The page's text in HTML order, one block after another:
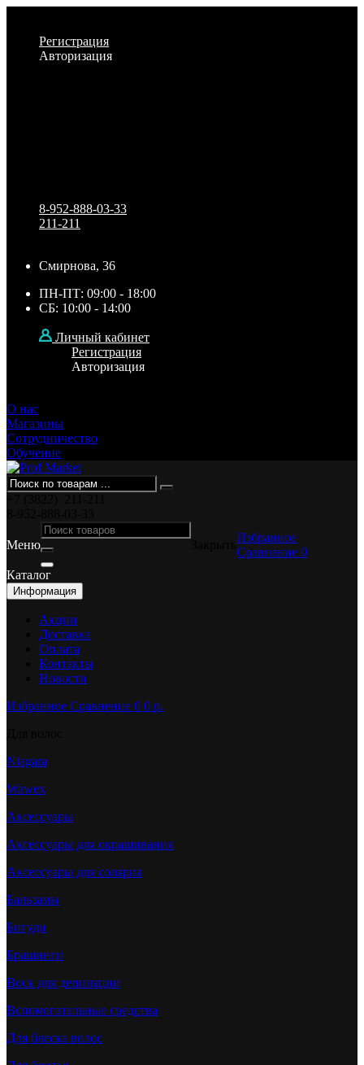
Регистрация
Авторизация
8-952-888-03-33
211-211
Смирнова, 36
ПН-ПТ: 09:00 - 18:00
СБ: 10:00 - 14:00
Личный кабинет
Регистрация
Авторизация
О нас
Магазины
Сотрудничество
Обучение
Меню Закрыть
Избранное
Сравнение0
Каталог
Информация
Акции
Доставка
Оплата
Контакты
Новости
Избранное Сравнение 0 0 p.
Niagara
Wawex
Аксессуары
Аксессуары для окрашивания
Аксессуары для солярия
Бальзамы
Бигуди
Брашинги
Воск для депиляции
Вспомогательные средства
Для блеска волос